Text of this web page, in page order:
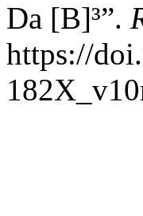
Da [B]³”.
https://